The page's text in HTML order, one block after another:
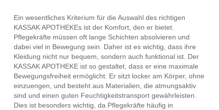
Ein wesentliches Kriterium für die Auswahl des richtigen
KASSAK APOTHEKEs ist der Komfort, den er bietet.
Pflegekräfte müssen oft lange Schichten absolvieren und
dabei viel in Bewegung sein. Daher ist es wichtig, dass ihre
Kleidung nicht nur bequem, sondern auch funktional ist. Der
KASSAK APOTHEKE ist so gestaltet, dass er eine maximale
Bewegungsfreiheit ermöglicht. Er sitzt locker am Körper, ohne
einzuengen, und besteht aus Materialien, die atmungsaktiv
sind und einen guten Feuchtigkeitstransport gewährleisten.
Dies ist besonders wichtig, da Pflegekräfte häufig in